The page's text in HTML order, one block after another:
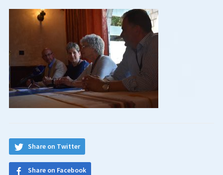
Share on Twitter
Share on Facebook